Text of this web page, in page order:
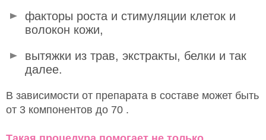
факторы роста и стимуляции клеток и
волокон кожи,
вытяжки из трав, экстракты, белки и так
далее.
В зависимости от препарата в составе может быть
от 3 компонентов до 70 .